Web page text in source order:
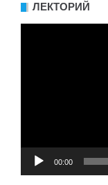
ЛЕКТОРИЙ
00:00